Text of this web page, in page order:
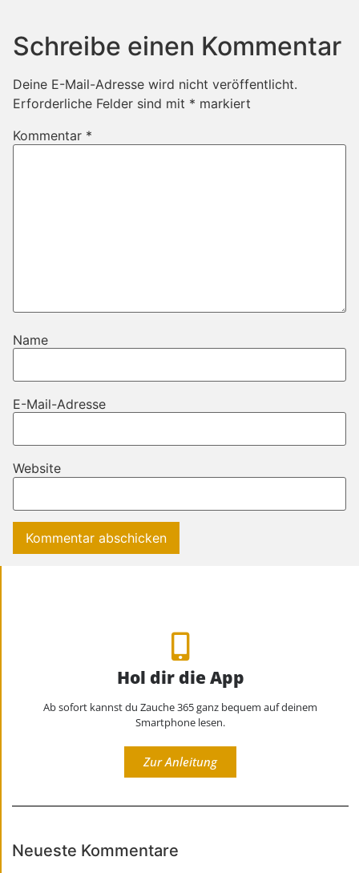
Schreibe einen Kommentar
Deine E-Mail-Adresse wird nicht veröffentlicht.
Erforderliche Felder sind mit * markiert
Kommentar *
Name
E-Mail-Adresse
Website
Hol dir die App
Ab sofort kannst du Zauche 365 ganz bequem auf deinem
Smartphone lesen.
Zur Anleitung
Neueste Kommentare